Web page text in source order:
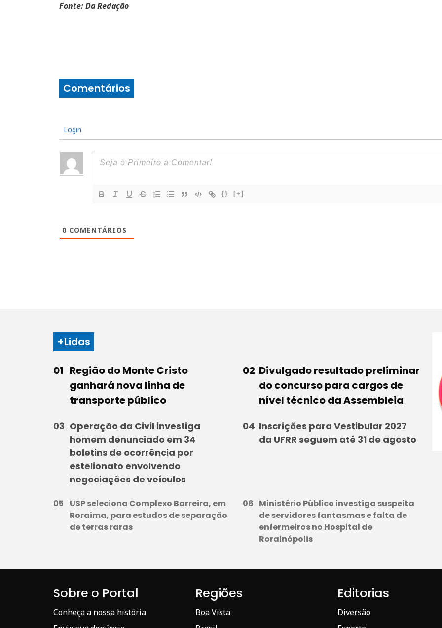
Fonte: Da Redação
Comentários
Login
{} [+]
0 COMENTÁRIOS
+Lidas
Região do Monte Cristo
ganhará nova linha de
transporte público
Divulgado resultado preliminar
do concurso para cargos de
nível técnico da Assembleia
Operação da Civil investiga
homem denunciado em 34
boletins de ocorrência por
estelionato envolvendo
negociações de veículos
Inscrições para Vestibular 2027
da UFRR seguem até 31 de agosto
USP seleciona Complexo Barreira, em
Roraima, para estudos de separação
de terras raras
Ministério Público investiga suspeita
de servidores fantasmas e falta de
enfermeiros no Hospital de
Rorainópolis
Sobre o Portal
Conheça a nossa história
Regiões
Boa Vista
Editorias
Diversão